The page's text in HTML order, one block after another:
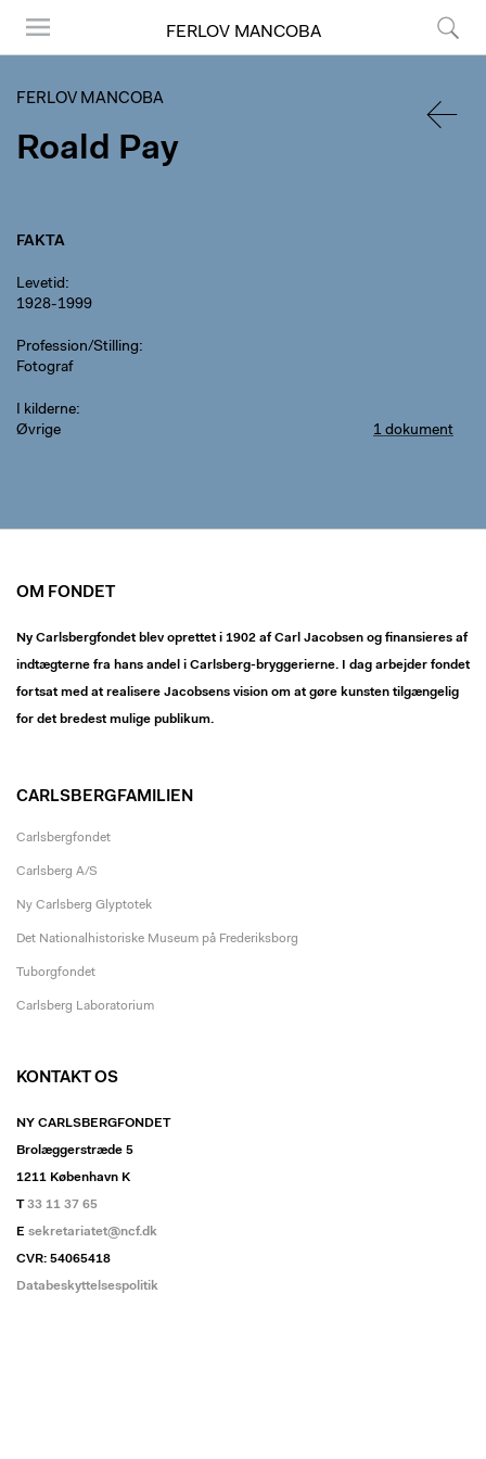
FERLOV MANCOBA
FERLOV MANCOBA
Roald Pay
FAKTA
Levetid
1928-1999
Profession/Stilling
Fotograf
I kilderne
Øvrige
1 dokument
OM FONDET
Ny Carlsbergfondet blev oprettet i 1902 af Carl Jacobsen og finansieres af
indtægterne fra hans andel i Carlsberg-bryggerierne. I dag arbejder fondet
fortsat med at realisere Jacobsens vision om at gøre kunsten tilgængelig
for det bredest mulige publikum.
CARLSBERGFAMILIEN
Carlsbergfondet
Carlsberg A/S
Ny Carlsberg Glyptotek
Det Nationalhistoriske Museum på Frederiksborg
Tuborgfondet
Carlsberg Laboratorium
KONTAKT OS
NY CARLSBERGFONDET
Brolæggerstræde 5
1211 København K
T33 11 37 65
E sekretariatet@ncf.dk
CVR: 54065418
Databeskyttelsespolitik